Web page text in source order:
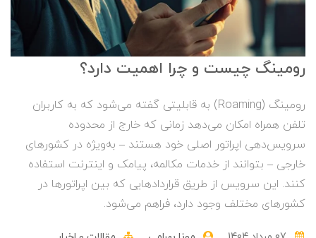
رومینگ چیست و چرا اهمیت دارد؟
رومینگ (Roaming) به قابلیتی گفته می‌شود که به کاربران
تلفن همراه امکان می‌دهد زمانی که خارج از محدوده
سرویس‌دهی اپراتور اصلی خود هستند – به‌ویژه در کشورهای
خارجی – بتوانند از خدمات مکالمه، پیامک و اینترنت استفاده
کنند. این سرویس از طریق قراردادهایی که بین اپراتورها در
کشورهای مختلف وجود دارد، فراهم می‌شود.